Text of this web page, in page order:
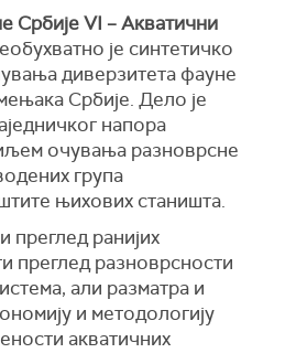
Србије VI – Акватични
је синтетичко
диверзитета фауне
Србије. Дело је
напора
очувања разноврсне
група
њихових станишта.
преглед ранијих
преглед разноврсности
али разматра и
и методологију
акватичних